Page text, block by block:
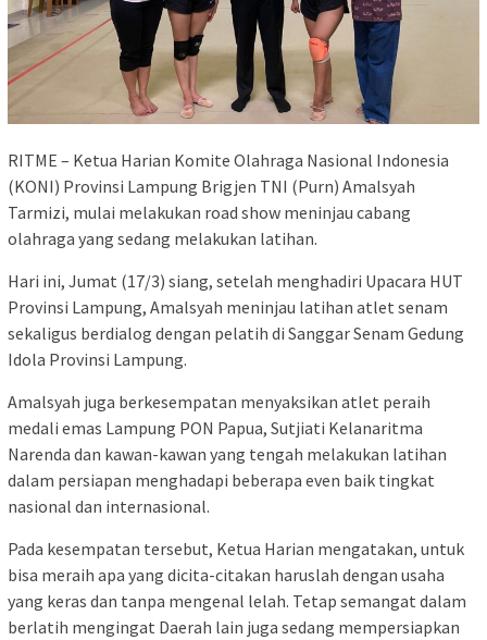
RITME – Ketua Harian Komite Olahraga Nasional Indonesia
(KONI) Provinsi Lampung Brigjen TNI (Purn) Amalsyah
Tarmizi, mulai melakukan road show meninjau cabang
olahraga yang sedang melakukan latihan.
Hari ini, Jumat (17/3) siang, setelah menghadiri Upacara HUT
Provinsi Lampung, Amalsyah meninjau latihan atlet senam
sekaligus berdialog dengan pelatih di Sanggar Senam Gedung
Idola Provinsi Lampung.
Amalsyah juga berkesempatan menyaksikan atlet peraih
medali emas Lampung PON Papua, Sutjiati Kelanaritma
Narenda dan kawan-kawan yang tengah melakukan latihan
dalam persiapan menghadapi beberapa even baik tingkat
nasional dan internasional.
Pada kesempatan tersebut, Ketua Harian mengatakan, untuk
bisa meraih apa yang dicita-citakan haruslah dengan usaha
yang keras dan tanpa mengenal lelah. Tetap semangat dalam
berlatih mengingat Daerah lain juga sedang mempersiapkan